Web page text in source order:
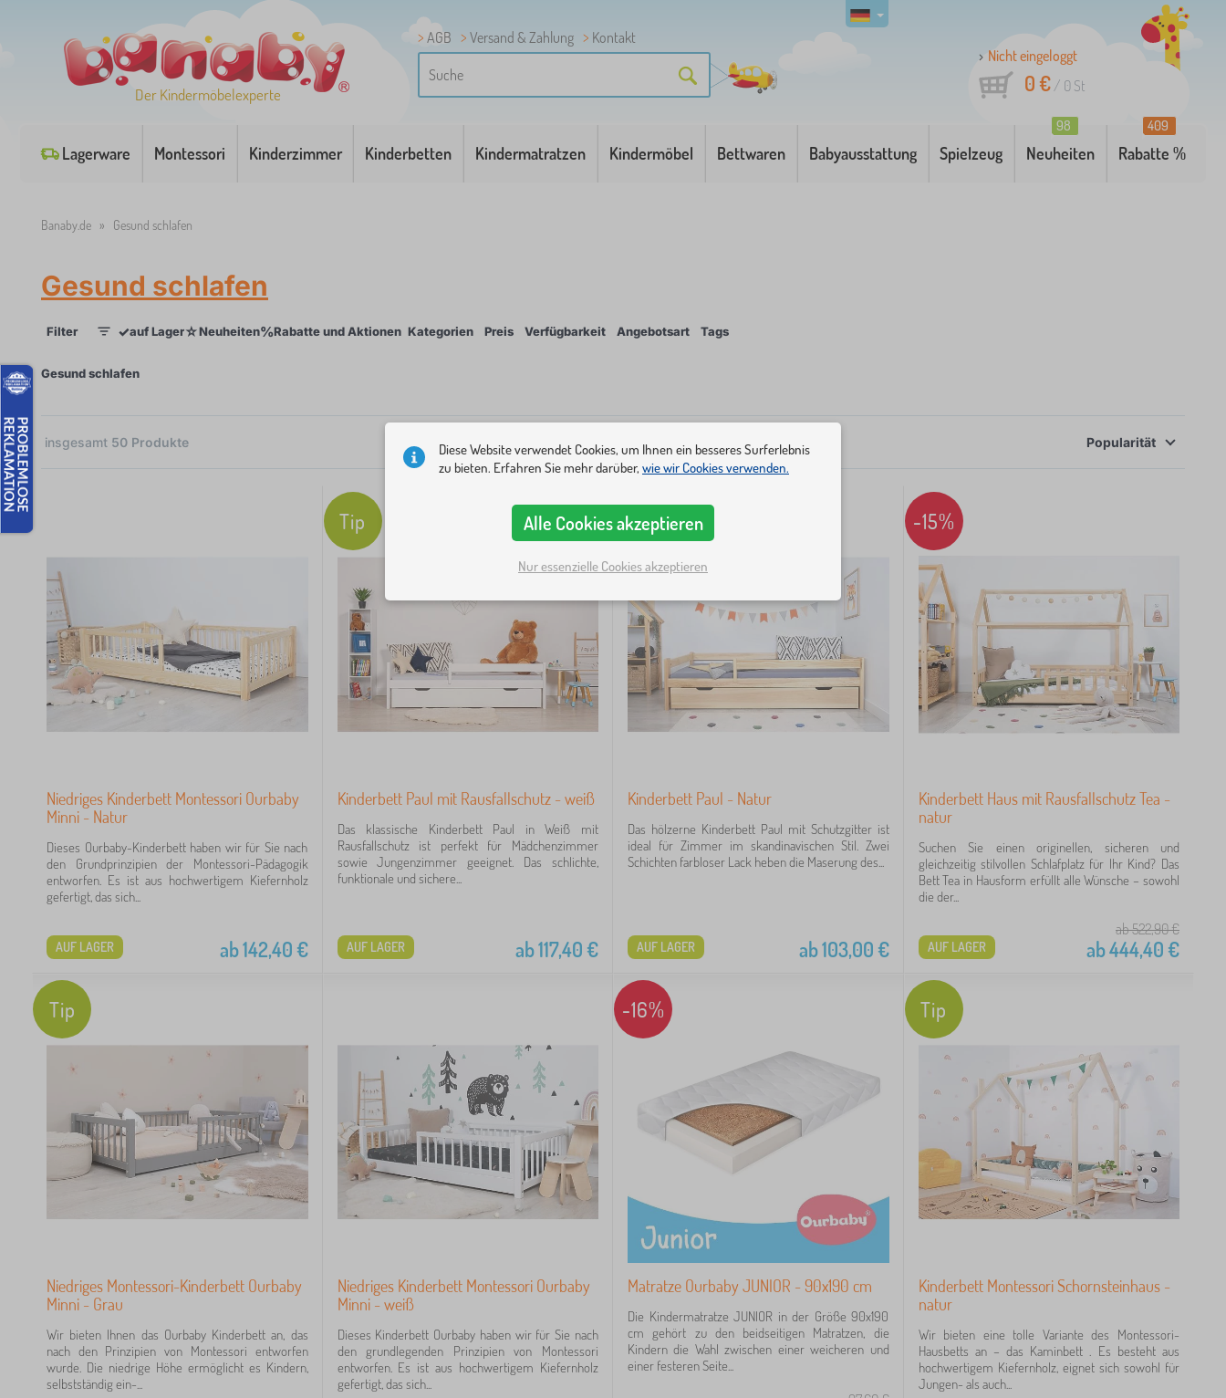
Der Kindermöbelexperte
AGB Versand & Zahlung
Kontakt
Nicht eingeloggt
0 €/ 0 St
Lagerware Montessori Kinderzimmer Kinderbetten Kindermatratzen Kindermöbel Bettwaren Babyausstattung Spielzeug Neuheiten
98
Rabatte %
409
Banaby.de » Gesund schlafen
Gesund schlafen
Filter ✓auf Lager☆Neuheiten%Rabatte und Aktionen Kategorien Preis Verfügbarkeit Angebotsart Tags
31
17
Gesund schlafen
insgesamt 50 Produkte
Niedriges Kinderbett Montessori Ourbaby
Minni - Natur
Dieses Ourbaby-Kinderbett haben wir für Sie nach
den Grundprinzipien der Montessori-Pädagogik
entworfen. Es ist aus hochwertigem Kiefernholz
gefertigt, das sich...
ab142,40€
AUF LAGER
Tip
Kinderbett Paul mit Rausfallschutz - weiß
Das klassische Kinderbett Paul in Weiß mit
Rausfallschutz ist perfekt für Mädchenzimmer
sowie Jungenzimmer geeignet. Das schlichte,
funktionale und sichere...
ab117,40€
AUF LAGER
Kinderbett Paul - Natur
Das hölzerne Kinderbett Paul mit Schutzgitter ist
ideal für Zimmer im skandinavischen Stil. Zwei
Schichten farbloser Lack heben die Maserung des...
ab103,00€
AUF LAGER
-15%
Kinderbett Haus mit Rausfallschutz Tea -
natur
Suchen Sie einen originellen, sicheren und
gleichzeitig stilvollen Schlafplatz für Ihr Kind? Das
Bett Tea in Hausform erfüllt alle Wünsche – sowohl
die der...
ab 522,90€
ab444,40€
AUF LAGER
Tip
Niedriges Montessori-Kinderbett Ourbaby
Minni - Grau
Wir bieten Ihnen das Ourbaby Kinderbett an, das
nach den Prinzipien von Montessori entworfen
wurde. Die niedrige Höhe ermöglicht es Kindern,
selbstständig ein-...
Niedriges Kinderbett Montessori Ourbaby
Minni - weiß
Dieses Kinderbett Ourbaby haben wir für Sie nach
den grundlegenden Prinzipien von Montessori
entworfen. Es ist aus hochwertigem Kiefernholz
gefertigt, das sich...
-16%
Matratze Ourbaby JUNIOR - 90x190 cm
Die Kindermatratze JUNIOR in der Größe 90x190
cm gehört zu den beidseitigen Matratzen, die
Kindern die Wahl zwischen einer weicheren und
einer festeren Seite...
Tip
Kinderbett Montessori Schornsteinhaus -
natur
Wir bieten eine tolle Variante des Montessori-
Hausbetts an – das Kaminbett . Es besteht aus
hochwertigem Kiefernholz, eignet sich sowohl für
Jungen- als auch...
Diese Website verwendet Cookies, um Ihnen ein besseres Surferlebnis
zu bieten. Erfahren Sie mehr darüber, wie wir Cookies verwenden.
Alle Cookies akzeptieren
Nur essenzielle Cookies akzeptieren